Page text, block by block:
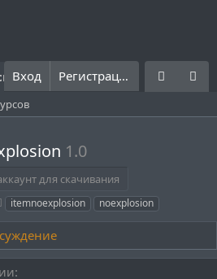
Что нового? Правила
Вход Регистрация
1.0
для скачивания
Т
г
и
itemnoexplosion noexplosion